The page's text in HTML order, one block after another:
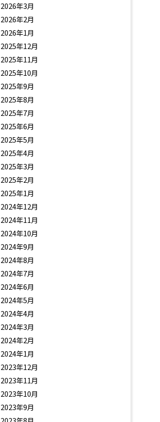
2026年3月
2026年2月
2026年1月
2025年12月
2025年11月
2025年10月
2025年9月
2025年8月
2025年7月
2025年6月
2025年5月
2025年4月
2025年3月
2025年2月
2025年1月
2024年12月
2024年11月
2024年10月
2024年9月
2024年8月
2024年7月
2024年6月
2024年5月
2024年4月
2024年3月
2024年2月
2024年1月
2023年12月
2023年11月
2023年10月
2023年9月